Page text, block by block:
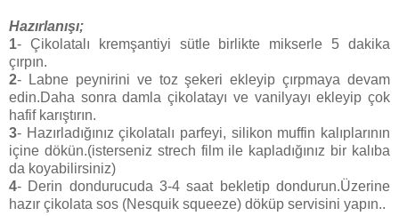
Hazırlanışı;
1- Çikolatalı kremşantiyi sütle birlikte mikserle 5 dakika
çırpın.
2- Labne peynirini ve toz şekeri ekleyip çırpmaya devam
edin.Daha sonra damla çikolatayı ve vanilyayı ekleyip çok
hafif karıştırın.
3- Hazırladığınız çikolatalı parfeyi, silikon muffin kalıplarının
içine dökün.(isterseniz strech film ile kapladığınız bir kalıba
da koyabilirsiniz)
4- Derin dondurucuda 3-4 saat bekletip dondurun.Üzerine
hazır çikolata sos (Nesquik squeeze) döküp servisini yapın..